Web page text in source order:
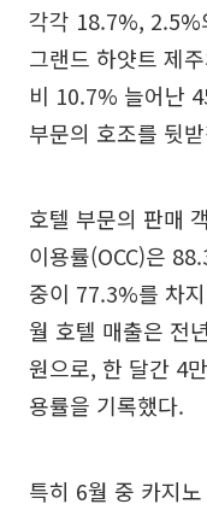
각각 18.7%, 2.5%
그랜드 하얏트 제
비 10.7% 늘어난
부문의 호조를 뒷
호텔 부문의 판매
이용률(OCC)은
중이 77.3%를 차
월 호텔 매출은 전
원으로, 한 달간 4
용률을 기록했다.
특히 6월 중 카지